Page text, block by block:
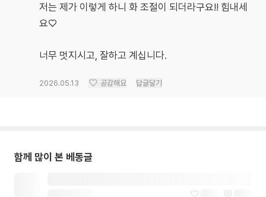
저는 제가 이렇게 하니 화 조절이 되더라구요!! 힘내세
요♡
너무 멋지시고, 잘하고 계십니다.
2026.05.13 공감해요 답글달기
함께 많이 본 베동글